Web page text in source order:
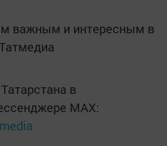
важным и интересным в
в
MАХ: